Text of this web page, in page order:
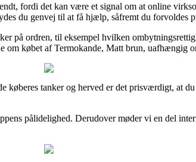
fordi det kan være et signal om at online
du genvej til at få hjælp, såfremt du forvoldes
på ordren, til eksempel hvilken
om købet af Termokande, Matt brun, uafhængig
tanker og herved er det prisværdigt, at
pålidelighed. Derudover møder vi en del